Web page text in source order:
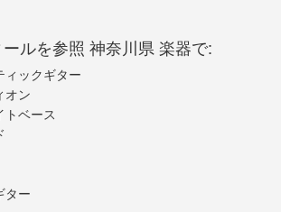
ルを参照 神奈川県 楽器で:
ィックギター
オン
トベース
ター